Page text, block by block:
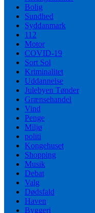
Bolig
Sundhed
Syddanmark
112
Motor
COVID-19
Sort Sol
Kriminalitet
Uddannelse
Julebyen Tønder
Grænsehandel
Vind
Penge
Miljø
politi
Kongehuset
Shopping
Musik
Debat
Valg
Dødsfald
Haven
Byggeri